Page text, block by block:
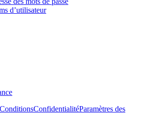
d’utilisateur
ConditionsConfidentialitéParamètres des